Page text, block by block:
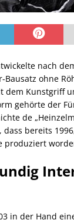
nach
Bausatz ohne
dem Kunstgriff
gehörte der
de
bereits
produziert
in der Hand